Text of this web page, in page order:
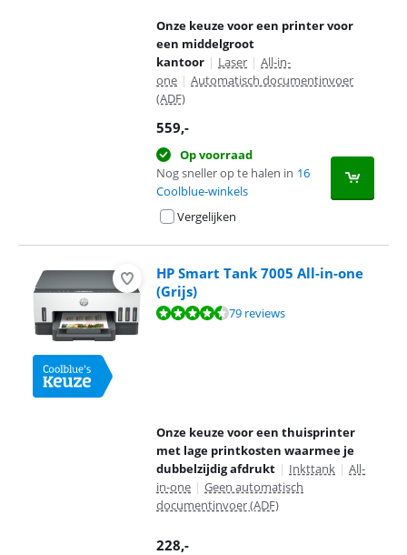
Onze keuze voor een printer voor
een middelgroot
kantoor | Laser | All-in-
one | Automatisch documentinvoer
(ADF)
559,-
Op voorraad
Nog sneller op te halen in 16
Coolblue-winkels
Vergelijken
HP Smart Tank 7005 All-in-one
(Grijs)
Beoordeling is 8,7 van de 10, gebaseerd op 79 reviews.
79 reviews
Onze keuze voor een thuisprinter
met lage printkosten waarmee je
dubbelzijdig afdrukt | Inkttank | All-
in-one | Geen automatisch
documentinvoer (ADF)
228,-